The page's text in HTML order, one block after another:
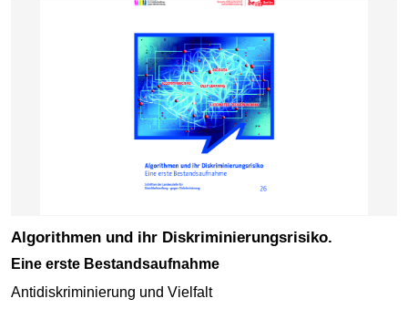
Algorithmen und ihr Diskriminierungsrisiko.
Eine erste Bestandsaufnahme
Antidiskriminierung und Vielfalt